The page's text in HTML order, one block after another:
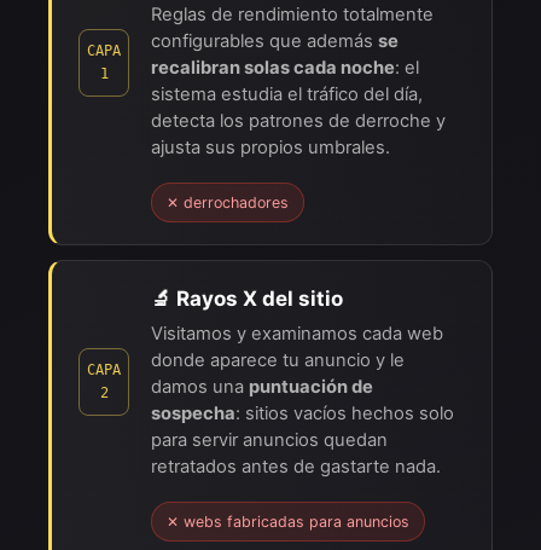
CAPA
1
Reglas de rendimiento totalmente
configurables que además se
recalibran solas cada noche: el
sistema estudia el tráfico del día,
detecta los patrones de derroche y
ajusta sus propios umbrales.
✕ derrochadores
CAPA
2
🔬 Rayos X del sitio
Visitamos y examinamos cada web
donde aparece tu anuncio y le
damos una puntuación de
sospecha: sitios vacíos hechos solo
para servir anuncios quedan
retratados antes de gastarte nada.
✕ webs fabricadas para anuncios